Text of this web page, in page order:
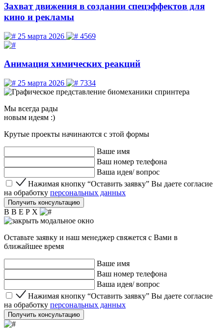
Захват движения в создании спецэффектов для
кино и рекламы
25 марта 2026 4569
Анимация химических реакций
25 марта 2026 7334
Мы всегда рады
новым идеям :)
Крутые проекты начинаются с этой формы
Ваше имя
Ваш номер телефона
Ваша идея/ вопрос
Нажимая кнопку “Оставить заявку” Вы даете согласие
Нажимая кнопку “Оставить заявку” Вы даете согласие
на обработку персональных данных
Получить консультацию
В В Е Р Х
Оставьте заявку и наш менеджер свяжется с Вами в
ближайшее время
Ваше имя
Ваш номер телефона
Ваша идея/ вопрос
Нажимая кнопку “Оставить заявку” Вы даете согласие
Нажимая кнопку “Оставить заявку” Вы даете согласие
на обработку персональных данных
Получить консультацию